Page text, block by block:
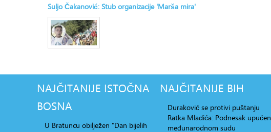
Suljo Čakanović: Stub organizacije 'Marša mira'
NAJČITANIJE ISTOČNA
BOSNA
U Bratuncu obilježen "Dan bijelih
NAJČITANIJE BIH
Duraković se protivi puštanju
Ratka Mladića: Podnesak upućen
međunarodnom sudu